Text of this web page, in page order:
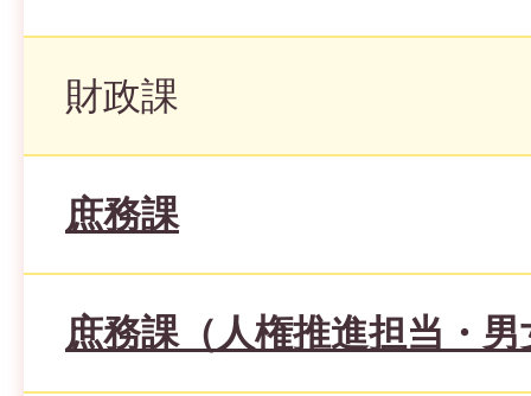
財政課
庶務課
庶務課（人権推進担当・